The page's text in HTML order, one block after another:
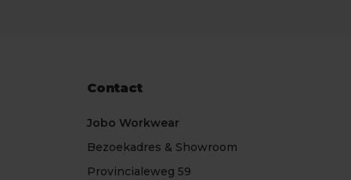
Contact
Jobo Workwear
Bezoekadres & Showroom
Provincialeweg 59